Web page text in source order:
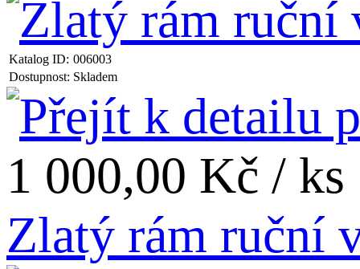
Katalog ID: 006003
Dostupnost: Skladem
1 000,00 Kč / ks
Zlatý rám ruční